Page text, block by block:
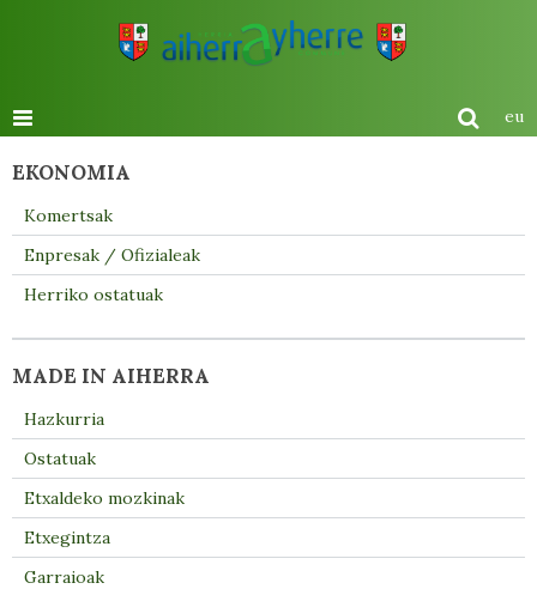
eu
EKONOMIA
Komertsak
Enpresak / Ofizialeak
Herriko ostatuak
MADE IN AIHERRA
Hazkurria
Ostatuak
Etxaldeko mozkinak
Etxegintza
Garraioak